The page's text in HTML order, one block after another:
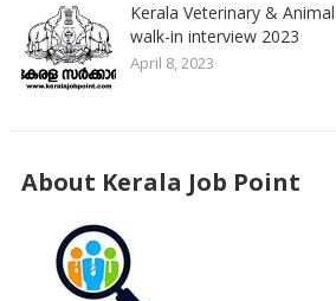
Kerala Veterinary &
walk-in interview 2023
April 8, 2023
About Kerala Job Point